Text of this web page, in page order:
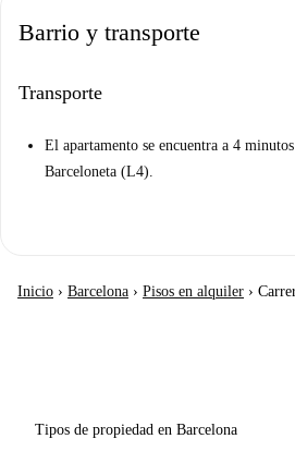
Barrio y transporte
Transporte
El apartamento se encuentra a 4
Barceloneta (L4).
Inicio › Barcelona › Pisos en alquiler ›
Tipos de propiedad en Barcelona